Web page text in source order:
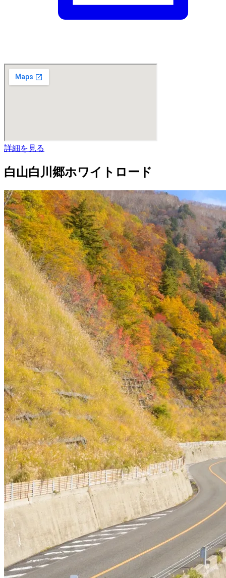
詳細を見る
白山白川郷ホワイトロード